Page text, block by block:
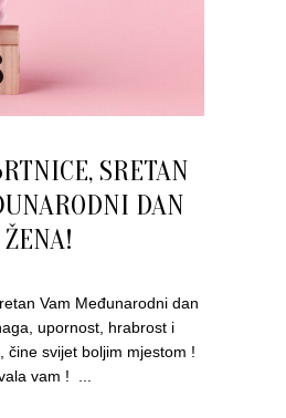
SRETAN
DAN
ŽENA!
Vam Međunarodni dan
upornost, hrabrost i
čine svijet boljim mjestom !
vam ! ...